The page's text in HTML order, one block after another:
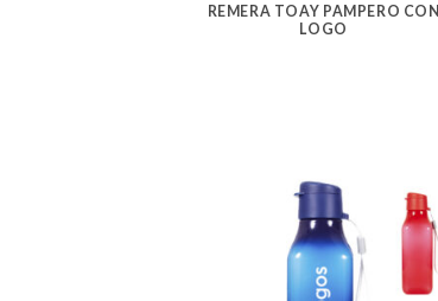
REMERA TOAY PAMPERO CON
LOGO